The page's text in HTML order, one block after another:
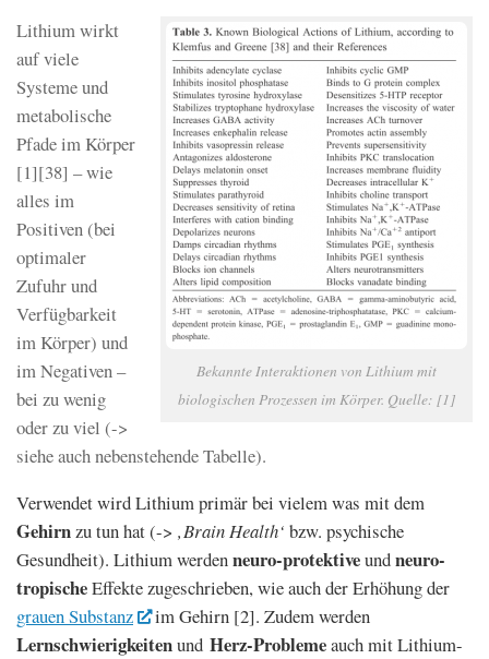
Bekannte Interaktionen von Lithium mit
biologischen Prozessen im Körper. Quelle: [1]
Lithium wirkt
auf viele
Systeme und
metabolische
Pfade im Körper
[1][38] – wie
alles im
Positiven (bei
optimaler
Zufuhr und
Verfügbarkeit
im Körper) und
im Negativen –
bei zu wenig
oder zu viel (->
siehe auch nebenstehende Tabelle).
Verwendet wird Lithium primär bei vielem was mit dem
Gehirnzu tun hat (-> ‚Brain Health‘ bzw. psychische
Gesundheit). Lithium werdenneuro-protektiveundneuro-
tropischeEffekte zugeschrieben, wie auch der Erhöhung der
grauen Substanz
im Gehirn [2]. Zudem werden
Lernschwierigkeitenund Herz-Problemeauch mit Lithium-